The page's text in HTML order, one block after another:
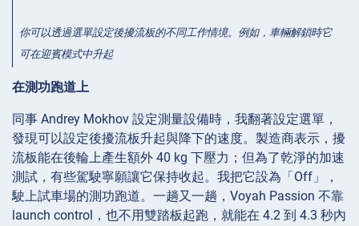
你可以透過選單設定後擾流板的不同工作情境。例如，車輛解鎖時它
可在迎賓模式中升起
在測功跑道上
同事 Andrey Mokhov 設定測量設備時，我翻著設定選單，
發現可以設定後擾流板升起與降下的速度。製造商表示，擾
流板能在後輪上產生額外 40 kg 下壓力；但為了乾淨的加速
測試，有些駕駛寧願讓它保持收起。我把它設為「Off」，
駛上試車場的測功跑道。一趟又一趟，Voyah Passion 不靠
launch control，也不用雙踏板起跑，就能在 4.2 到 4.3 秒內